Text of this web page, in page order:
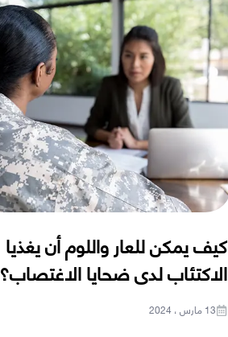
كيف يمكن للعار واللوم أن يغذيا
الاكتئاب لدى ضحايا الاغتصاب؟
13 مارس ، 2024